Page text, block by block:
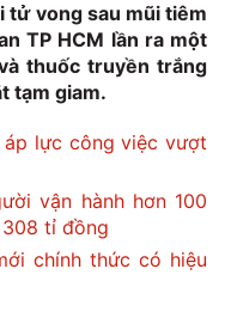
vong sau mũi tiêm
TP HCM lần ra một
thuốc truyền trắng
tạm giam.
lực công việc vượt
vận hành hơn 100
tỉ đồng
chính thức có hiệu